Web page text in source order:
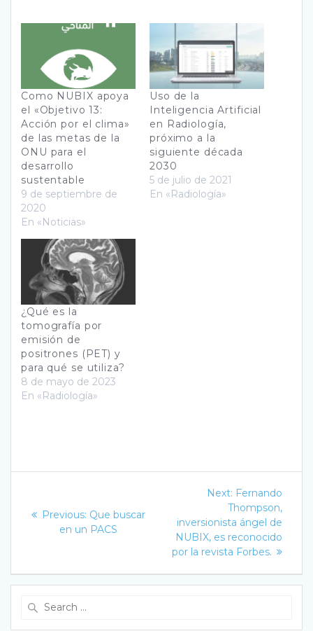
Como NUBIX apoya
el «Objetivo 13:
Acción por el clima»
de las metas de la
ONU para el
desarrollo
sustentable
9 de septiembre de
2020
En «Noticias»
Uso de la
Inteligencia Artificial
en Radiología,
próximo a la
siguiente década
2030
5 de julio de 2021
En «Radiología»
¿Qué es la
tomografía por
emisión de
positrones (PET) y
para qué se utiliza?
8 de mayo de 2023
En «Radiología»
de Previous: Previous
post:
Que buscar
en un PACS
Next: Next
post:
Fernando
Thompson,
inversionista ángel de
NUBIX, es reconocido
por la revista Forbes.